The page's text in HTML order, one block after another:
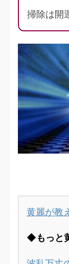
掃除は開
黄麗が教
◆もっと